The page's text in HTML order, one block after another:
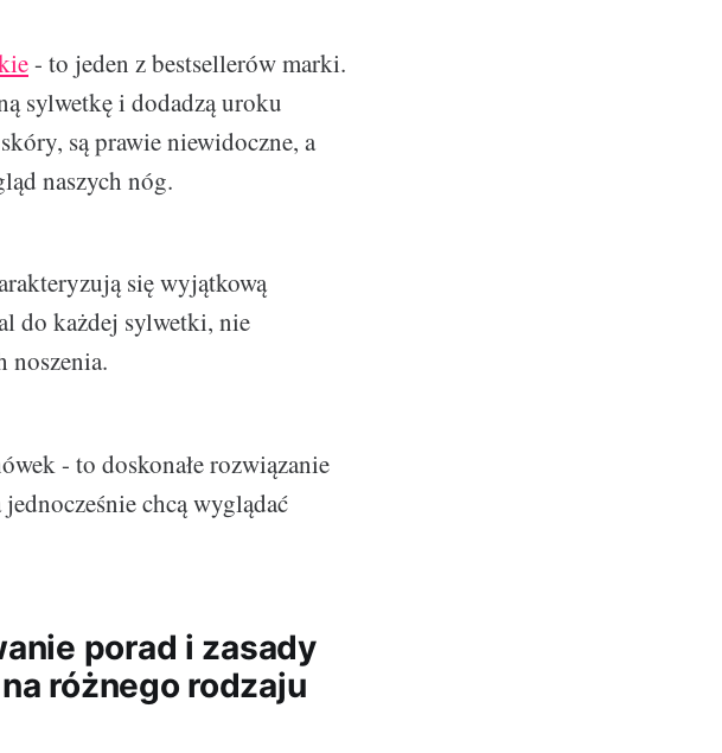
- to jeden z bestsellerów marki.
sylwetkę i dodadzą uroku
są prawie niewidoczne, a
naszych nóg.
się wyjątkową
do każdej sylwetki, nie
noszenia.
- to doskonałe rozwiązanie
chcą wyglądać
porad i zasady
różnego rodzaju